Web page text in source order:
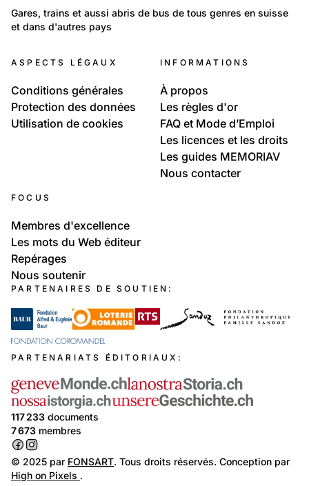
Travail et Economie: Technologie et science
Gares et trains à nos services à travers les siècles
Gares, trains et aussi abris de bus de tous genres en suisse
et dans d'autres pays
ASPECTS LÉGAUX
Conditions générales
Protection des données
Utilisation de cookies
INFORMATIONS
À propos
Les règles d'or
FAQ et Mode d’Emploi
Les licences et les droits
Les guides MEMORIAV
Nous contacter
FOCUS
Membres d'excellence
Les mots du Web éditeur
Repérages
Nous soutenir
PARTENAIRES DE SOUTIEN:
PARTENARIATS ÉDITORIAUX:
117 233 documents
7 673 membres
© 2025 par FONSART. Tous droits réservés. Conception par
High on Pixels .